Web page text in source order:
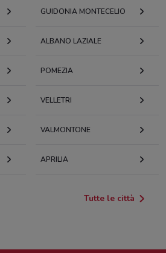
GUIDONIA MONTECELIO
ALBANO LAZIALE
POMEZIA
VELLETRI
VALMONTONE
APRILIA
Tutte le città